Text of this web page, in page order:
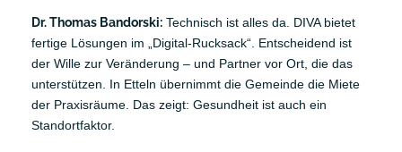
Dr. Thomas Bandorski: Technisch ist alles da. DIVA bietet
fertige Lösungen im „Digital-Rucksack“. Entscheidend ist
der Wille zur Veränderung – und Partner vor Ort, die das
unterstützen. In Etteln übernimmt die Gemeinde die Miete
der Praxisräume. Das zeigt: Gesundheit ist auch ein
Standortfaktor.